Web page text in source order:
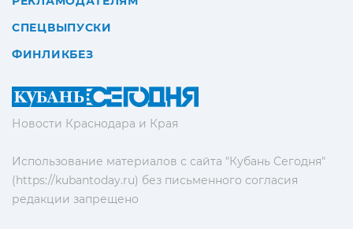
Новости Краснодара и Края
Использование материалов с сайта "Кубань Сегодня"
(https://kubantoday.ru) без письменного согласия
редакции запрещено
СПЕЦВЫПУСКИ
ФИНЛИКБЕЗ